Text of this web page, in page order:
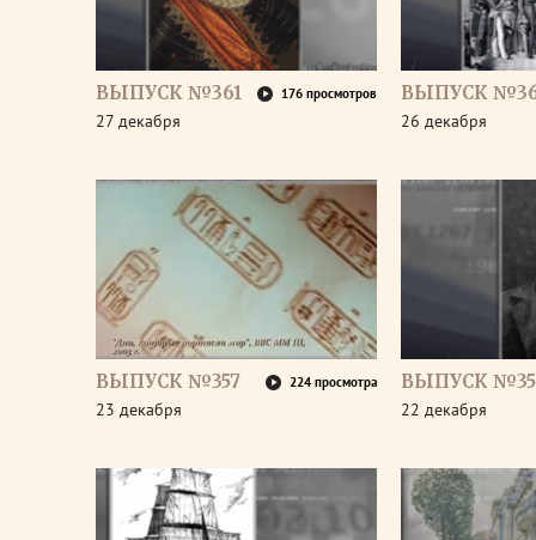
ВЫПУСК №361 176 просмотров
27 декабря
ВЫПУСК
26 декабря
ВЫПУСК №357 224 просмотра
23 декабря
ВЫПУСК
22 декабря